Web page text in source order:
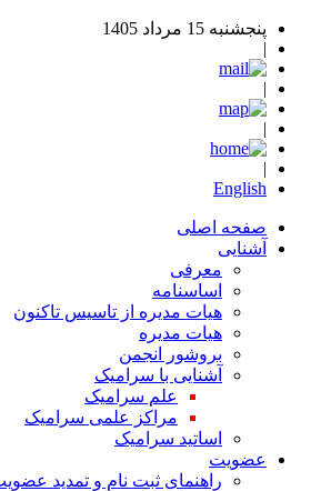
پنجشنبه 15 مرداد 1405
English
صفحه اصلی
آشنایی
معرفی
اساسنامه
هیات مدیره از تاسیس تاکنون
هیات مدیره
بروشور انجمن
آشنایی با سرامیک
علم سرامیک
مراکز علمی سرامیک
اساتید سرامیک
عضویت
راهنمای ثبت نام و تمدید عضویت